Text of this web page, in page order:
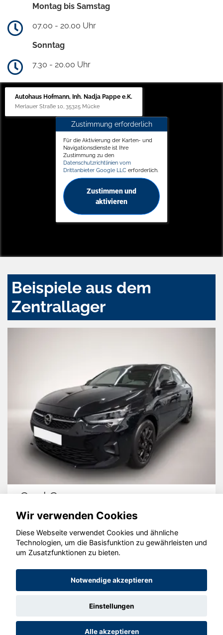
Montag bis Samstag
07.00 - 20.00 Uhr
Sonntag
7.30 - 20.00 Uhr
Autohaus Hofmann, Inh. Nadja Pappe e.K.
Merlauer Straße 10, 35325 Mücke
Zustimmung erforderlich
Für die Aktivierung der Karten- und
Navigationsdienste ist Ihre
Zustimmung zu den
Datenschutzrichtlinien vom
Drittanbieter Google LLC erforderlich.
Zustimmen und
aktivieren
Beispiele aus dem
Zentrallager
Opel Corsa
© konjunkturmotor.de GmbH 2020 - 2026
Wir verwenden Cookies
Diese Webseite verwendet Cookies und ähnliche
Technologien, um die Basisfunktion zu gewährleisten und
um Zusatzfunktionen zu bieten.
Notwendige akzeptieren
Einstellungen
Alle akzeptieren